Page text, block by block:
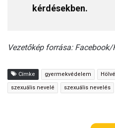
kérdésekben.
Vezetőkép forrása:
Címke gyermekvédelem
szexuális nevelé szexuális nevelés